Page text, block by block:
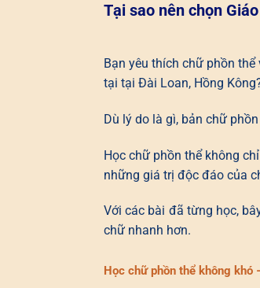
Tại sao nên chọn
Bạn yêu thích chữ phồn
tại tại Đài Loan, Hồng
Dù lý do là gì, bản chữ
Học chữ phồn thể không
những giá trị độc đáo của
Với các bài đã từng học,
chữ nhanh hơn.
Học chữ phồn thể không khó